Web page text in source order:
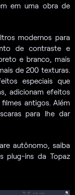
em uma obra de
modernos para
de contraste e
e branco, mais
de 200 texturas.
especiais que
adicionam efeitos
antigos. Além
para lhe dar
autônomo, saiba
plug-ins da Topaz